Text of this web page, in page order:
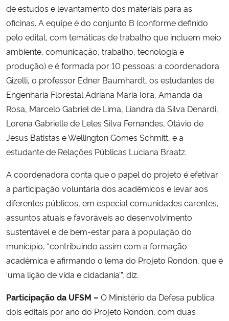
de estudos e levantamento dos materiais para as
oficinas. A equipe é do conjunto B (conforme definido
pelo edital, com temáticas de trabalho que incluem meio
ambiente, comunicação, trabalho, tecnologia e
produção) e é formada por 10 pessoas: a coordenadora
Gizelli, o professor Edner Baumhardt, os estudantes de
Engenharia Florestal Adriana Maria Iora, Amanda da
Rosa, Marcelo Gabriel de Lima, Liandra da Silva Denardi,
Lorena Gabrielle de Leles Silva Fernandes, Otávio de
Jesus Batistas e Wellington Gomes Schmitt, e a
estudante de Relações Públicas Luciana Braatz.
A coordenadora conta que o papel do projeto é efetivar
a participação voluntária dos acadêmicos e levar aos
diferentes públicos, em especial comunidades carentes,
assuntos atuais e favoráveis ao desenvolvimento
sustentável e de bem-estar para a população do
município, “contribuindo assim com a formação
acadêmica e afirmando o lema do Projeto Rondon, que é
‘uma lição de vida e cidadania’”, diz.
Participação da UFSM – O Ministério da Defesa publica
dois editais por ano do Projeto Rondon, com duas